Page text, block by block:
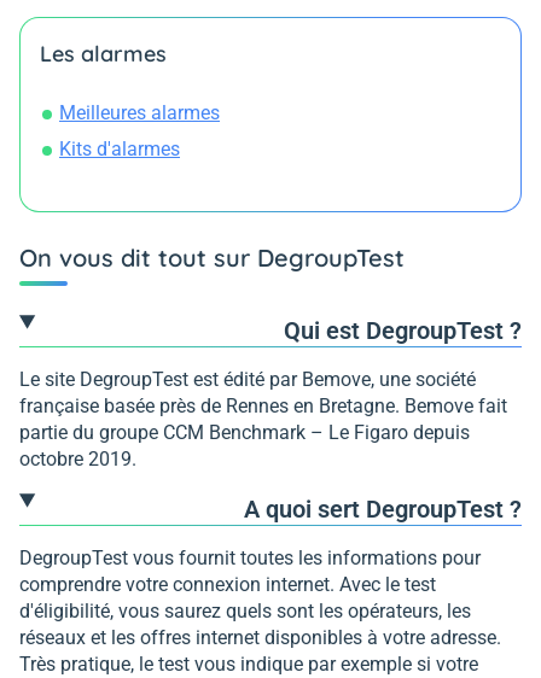
Les alarmes
Meilleures alarmes
Kits d'alarmes
On vous dit tout sur DegroupTest
Qui est DegroupTest ?
Le site DegroupTest est édité par Bemove, une société
française basée près de Rennes en Bretagne. Bemove fait
partie du groupe CCM Benchmark – Le Figaro depuis
octobre 2019.
A quoi sert DegroupTest ?
DegroupTest vous fournit toutes les informations pour
comprendre votre connexion internet. Avec le test
d'éligibilité, vous saurez quels sont les opérateurs, les
réseaux et les offres internet disponibles à votre adresse.
Très pratique, le test vous indique par exemple si votre